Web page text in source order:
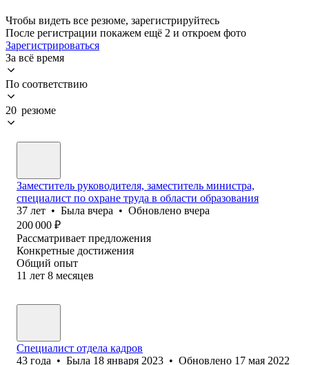
Чтобы видеть все резюме, зарегистрируйтесь
После регистрации покажем ещё 2 и откроем фото
Зарегистрироваться
За всё время
По соответствию
20 резюме
Заместитель руководителя, заместитель министра,
специалист по охране труда в области образования
37 лет • Была вчера • Обновлено вчера
200 000 ₽
Рассматривает предложения
Конкретные достижения
Общий опыт
11 лет 8 месяцев
Специалист отдела кадров
43 года • Была 18 января 2023 • Обновлено 17 мая 2022